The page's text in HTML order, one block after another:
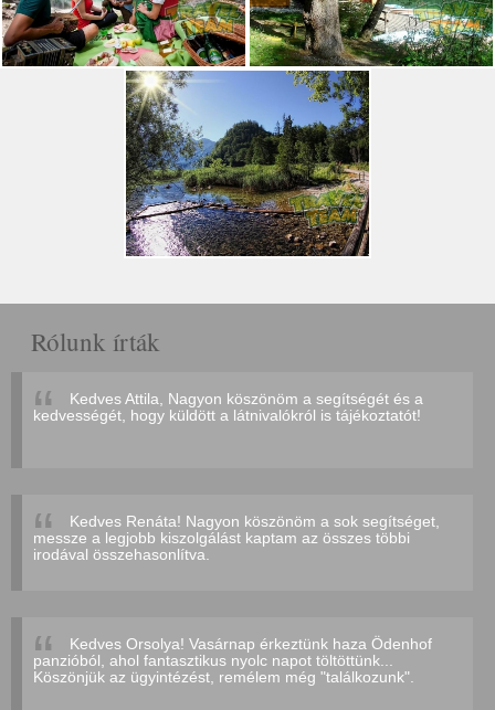
Rólunk írták
Kedves Attila, Nagyon köszönöm a segítségét és a
kedvességét, hogy küldött a látnivalókról is tájékoztatót!
Kedves Renáta! Nagyon köszönöm a sok segítséget,
messze a legjobb kiszolgálást kaptam az összes többi
irodával összehasonlítva.
Kedves Orsolya! Vasárnap érkeztünk haza Ödenhof
panzióból, ahol fantasztikus nyolc napot töltöttünk...
Köszönjük az ügyintézést, remélem még "találkozunk".